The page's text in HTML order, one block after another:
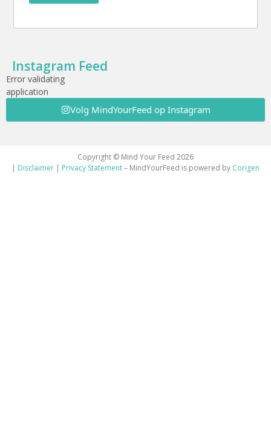
Instagram Feed
Error validating
application
Volg MindYourFeed op Instagram
Copyright © Mind Your Feed 2026
| Disclaimer | Privacy Statement– MindYourFeed is powered by Corigen